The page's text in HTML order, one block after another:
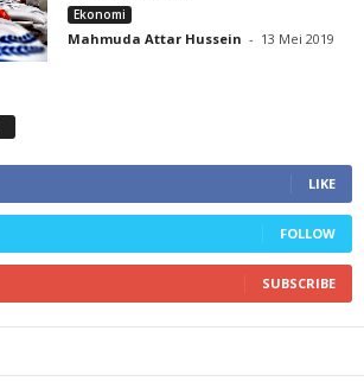
Ekonomi
Mahmuda Attar Hussein - 13 Mei 2019
LIKE
FOLLOW
SUBSCRIBE